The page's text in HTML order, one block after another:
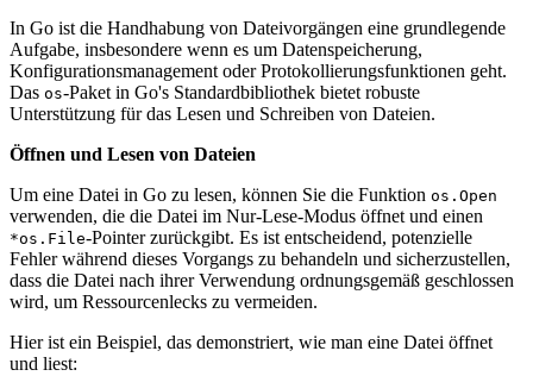
In Go ist die Handhabung von Dateivorgängen eine grundlegende
Aufgabe, insbesondere wenn es um Datenspeicherung,
Konfigurationsmanagement oder Protokollierungsfunktionen geht.
Das os-Paket in Go's Standardbibliothek bietet robuste
Unterstützung für das Lesen und Schreiben von Dateien.
Öffnen und Lesen von Dateien
Um eine Datei in Go zu lesen, können Sie die Funktion os.Open
verwenden, die die Datei im Nur-Lese-Modus öffnet und einen
*os.File-Pointer zurückgibt. Es ist entscheidend, potenzielle
Fehler während dieses Vorgangs zu behandeln und sicherzustellen,
dass die Datei nach ihrer Verwendung ordnungsgemäß geschlossen
wird, um Ressourcenlecks zu vermeiden.
Hier ist ein Beispiel, das demonstriert, wie man eine Datei öffnet
und liest: